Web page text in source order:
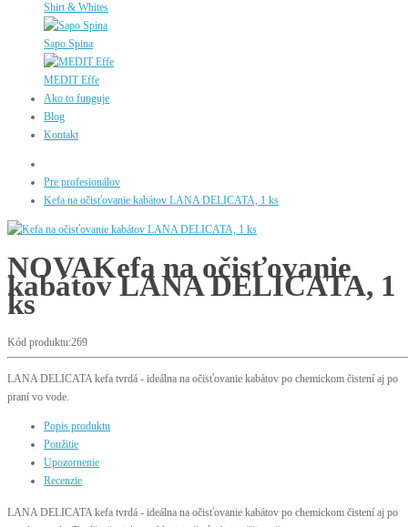
Shirt & Whites
Sapo Spina
MEDIT Effe
Ako to funguje
Blog
Kontakt
Pre profesionálov
Kefa na očisťovanie kabátov LANA DELICATA, 1 ks
NOVAKefa na očisťovanie
kabátov LANA DELICATA, 1
ks
Kód produktu:269
LANA DELICATA kefa tvrdá - ideálna na očisťovanie kabátov po chemickom čistení aj po
praní vo vode.
Popis produktu
Použitie
Upozornenie
Recenzie
LANA DELICATA kefa tvrdá - ideálna na očisťovanie kabátov po chemickom čistení aj po